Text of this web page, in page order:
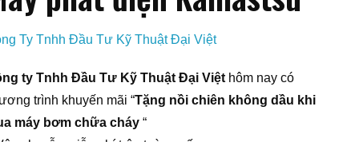
Ty Tnhh Đầu Tư Kỹ Thuật Đại Việt
ty Tnhh Đầu Tư Kỹ Thuật Đại Việt hôm nay có
trình khuyến mãi “Tặng nồi chiên không dầu khi
máy bơm chữa cháy “